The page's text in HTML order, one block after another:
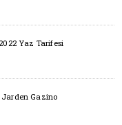
Yaz Tarifesi
Jarden Gazino